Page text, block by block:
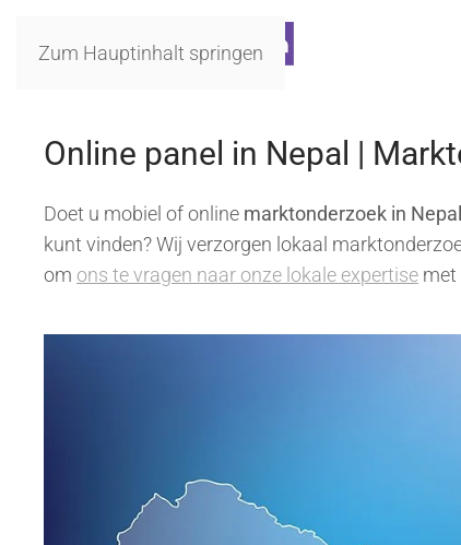
Zum Hauptinhalt springen
Online panel in Nepal |
Doet u mobiel of online marktonderzoek in Nepal
kunt vinden? Wij verzorgen lokaal
om ons te vragen naar onze lokale expertise met